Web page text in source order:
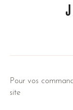
Pour vos
site